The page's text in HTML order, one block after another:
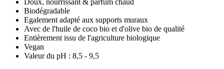
Biodégradable
Egalement adapté aux supports muraux
Avec de l'huile de coco bio et d'olive bio de qualité
Entièrement issu de l'agriculture biologique
Vegan
Valeur du pH : 8,5 - 9,5